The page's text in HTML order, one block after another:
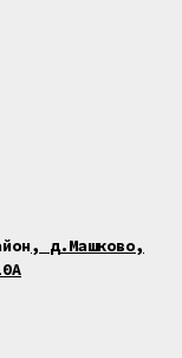
, д.Машково,